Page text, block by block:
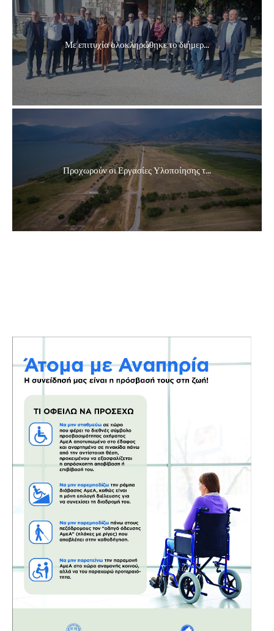
Με επιτυχία ολοκληρώθηκε το διήμερ...
Προχωρούν οι Εργασίες Υλοποίησης τ...